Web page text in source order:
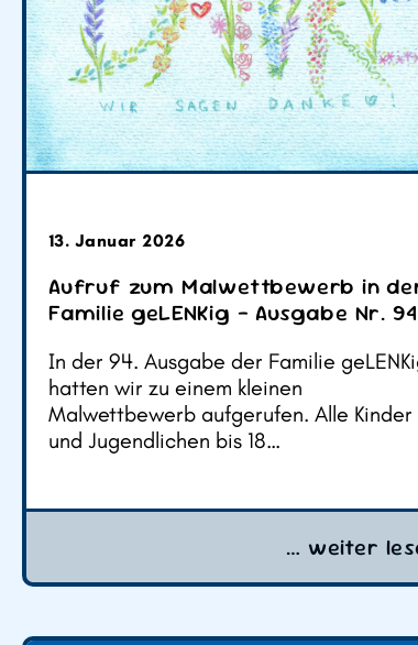
13. Januar 2026
Aufruf zum Malwettbewerb in
Familie geLENKig – Ausgabe Nr. 94
In der 94. Ausgabe der Familie
hatten wir zu einem kleinen
Malwettbewerb aufgerufen. Alle Kinder
und Jugendlichen bis 18…
… weiter